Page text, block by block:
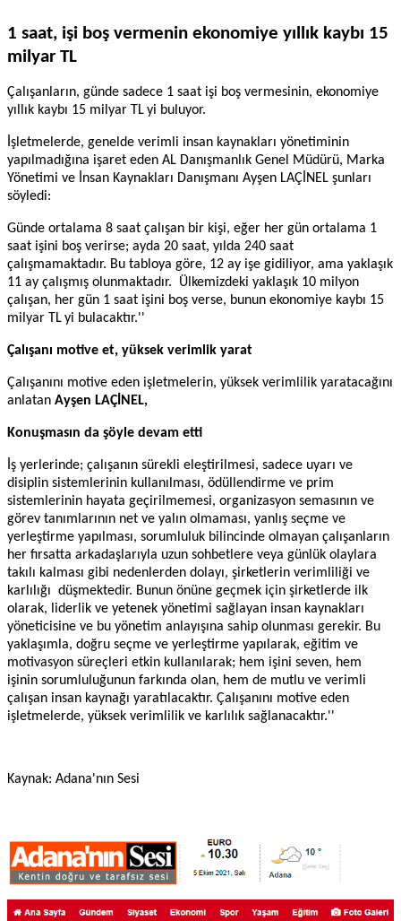
1 saat, işi boş vermenin ekonomiye yıllık kaybı 15
milyar TL
Çalışanların, günde sadece 1 saat işi boş vermesinin, ekonomiye
yıllık kaybı 15 milyar TLyi buluyor.
İşletmelerde, genelde verimli insan kaynakları yönetiminin
yapılmadığına işaret eden AL Danışmanlık Genel Müdürü, Marka
Yönetimi ve İnsan Kaynakları Danışmanı Ayşen LAÇİNEL şunları
söyledi:
Günde ortalama 8 saat çalışan bir kişi, eğer her gün ortalama 1
saat işini boş verirse; ayda 20 saat, yılda 240 saat
çalışmamaktadır. Bu tabloya göre, 12 ay işe gidiliyor, ama yaklaşık
11 ay çalışmış olunmaktadır. Ülkemizdeki yaklaşık 10 milyon
çalışan, her gün 1 saat işini boş verse, bunun ekonomiye kaybı 15
milyar TLyi bulacaktr.''
Çalışanı motive et, yüksek verimlik yarat
Çalışanını motive eden işletmelerin, yüksek verimlilik yaratacağını
anlatan Ayşen LAÇİNEL,
Konuşmasın da şöyle devam etti
İş yerlerinde; çalışanın sürekli eleştirilmesi, sadece uyarı ve
disiplin sistemlerinin kullanılması, ödüllendirme ve prim
sistemlerinin hayata geçirilmemesi, organizasyon semasının ve
görev tanımlarının net ve yalın olmaması, yanlış seçme ve
yerleştirme yapılması, sorumluluk bilincinde olmayan çalışanların
her fırsatta arkadaşlarıyla uzun sohbetlere veya günlük olaylara
takılı kalması gibi nedenlerden dolayı, şirketlerin verimliliği ve
karlılığı düşmektedir. Bunun önüne geçmek için şirketlerde ilk
olarak, liderlik ve yetenek yönetimi sağlayan insan kaynakları
yöneticisine ve bu yönetim anlayışına sahip olunması gerekir. Bu
yaklaşımla, doğru seçme ve yerleştirme yapılarak, eğitim ve
motivasyon süreçleri etkin kullanılarak; hem işini seven, hem
işinin sorumluluğunun farkında olan, hem de mutlu ve verimli
çalışan insan kaynağı yaratılacaktır. Çalışanını motive eden
işletmelerde, yüksek verimlilik ve karlılık sağlanacaktır.''
Kaynak: Adana'nın Sesi